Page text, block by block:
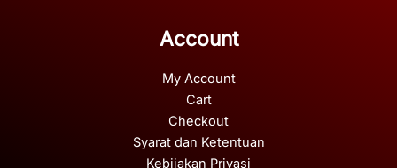
Account
My Account
Cart
Checkout
Syarat dan Ketentuan
Kebijakan Privasi